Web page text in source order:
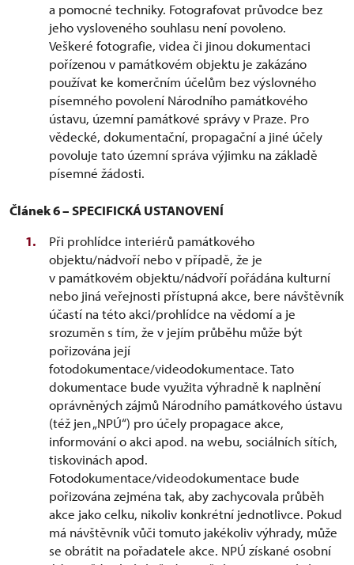
a pomocné techniky. Fotografovat průvodce bez
jeho vysloveného souhlasu není povoleno.
Veškeré fotografie, videa či jinou dokumentaci
pořízenou v památkovém objektu je zakázáno
používat ke komerčním účelům bez výslovného
písemného povolení Národního památkového
ústavu, územní památkové správy v Praze. Pro
vědecké, dokumentační, propagační a jiné účely
povoluje tato územní správa výjimku na základě
písemné žádosti.
Článek 6 – SPECIFICKÁ USTANOVENÍ
Při prohlídce interiérů památkového
objektu/nádvoří nebo v případě, že je
v památkovém objektu/nádvoří pořádána kulturní
nebo jiná veřejnosti přístupná akce, bere návštěvník
účastí na této akci/prohlídce na vědomí a je
srozuměn s tím, že v jejím průběhu může být
pořizována její
fotodokumentace/videodokumentace. Tato
dokumentace bude využita výhradně k naplnění
oprávněných zájmů Národního památkového ústavu
(též jen „NPÚ“) pro účely propagace akce,
informování o akci apod. na webu, sociálních sítích,
tiskovinách apod.
Fotodokumentace/videodokumentace bude
pořizována zejména tak, aby zachycovala průběh
akce jako celku, nikoliv konkrétní jednotlivce. Pokud
má návštěvník vůči tomuto jakékoliv výhrady, může
se obrátit na pořadatele akce. NPÚ získané osobní